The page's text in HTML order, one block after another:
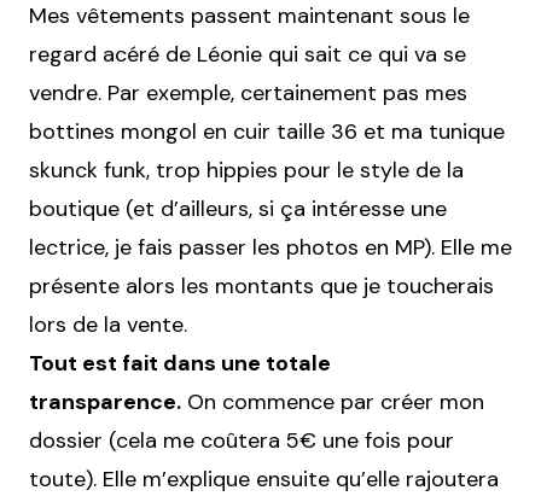
Mes vêtements passent maintenant sous le
regard acéré de Léonie qui sait ce qui va se
vendre. Par exemple, certainement pas mes
bottines mongol en cuir taille 36 et ma tunique
skunck funk, trop hippies pour le style de la
boutique (et d’ailleurs, si ça intéresse une
lectrice, je fais passer les photos en MP). Elle me
présente alors les montants que je toucherais
lors de la vente.
Tout est fait dans une totale
transparence. On commence par créer mon
dossier (cela me coûtera 5€ une fois pour
toute). Elle m’explique ensuite qu’elle rajoutera